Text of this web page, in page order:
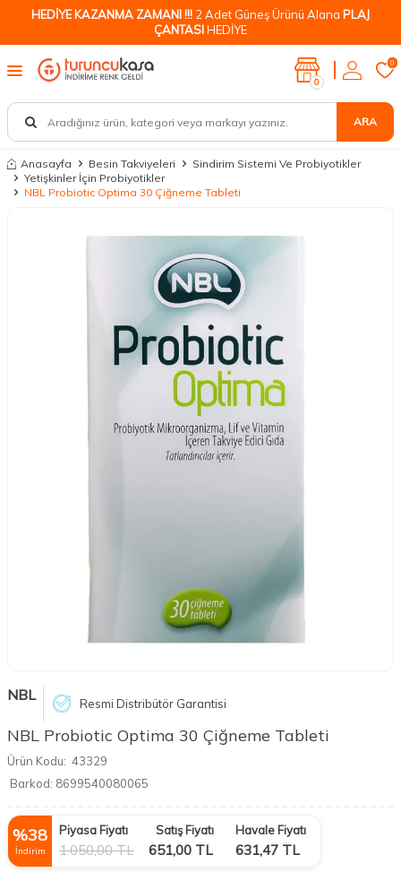
HEDİYE KAZANMA ZAMANI !!! 2 Adet Güneş Ürünü Alana PLAJ
ÇANTASIHEDİYE
ARA
0
0
Anasayfa Besin Takviyeleri
Sindirim Sistemi Ve Probiyotikler
Yetişkinler İçin Probiyotikler
NBL Probiotic Optima 30 Çiğneme Tableti
NBL Resmi Distribütör Garantisi
NBL Probiotic Optima 30 Çiğneme Tableti
Ürün Kodu: 43329
Barkod: 8699540080065
%38
İndirim
Piyasa Fiyatı
1.050,00TL
Satış Fiyatı
651,00 TL
Havale Fiyatı
631,47 TL